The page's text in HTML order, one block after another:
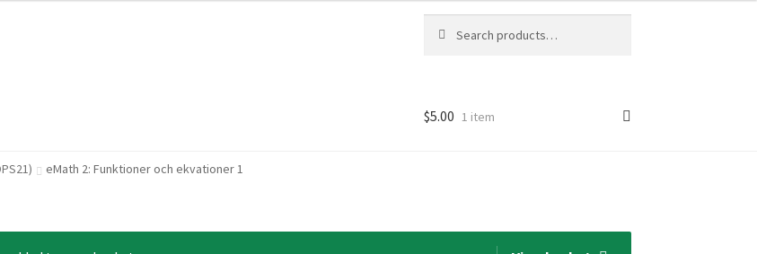
for:
$5.00 1 item
eMath 2: Funktioner och ekvationer 1